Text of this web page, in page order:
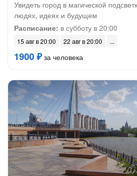
Увидеть город в магической
людях, идеях и будущем
Расписание: в субботу в 20:00
15 авг в 20:00 22 авг в 20:00
1900 ₽за человека